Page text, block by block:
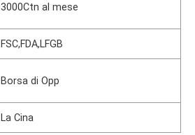
3000Ctn al mese
FSC,FDA,LFGB
Borsa di Opp
La Cina